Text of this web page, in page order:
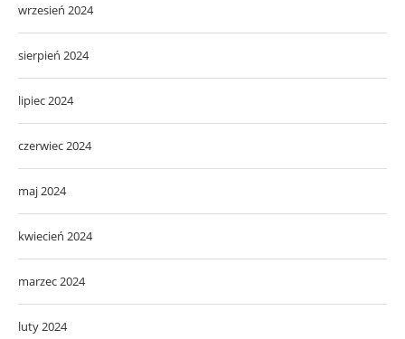
wrzesień 2024
sierpień 2024
lipiec 2024
czerwiec 2024
maj 2024
kwiecień 2024
marzec 2024
luty 2024